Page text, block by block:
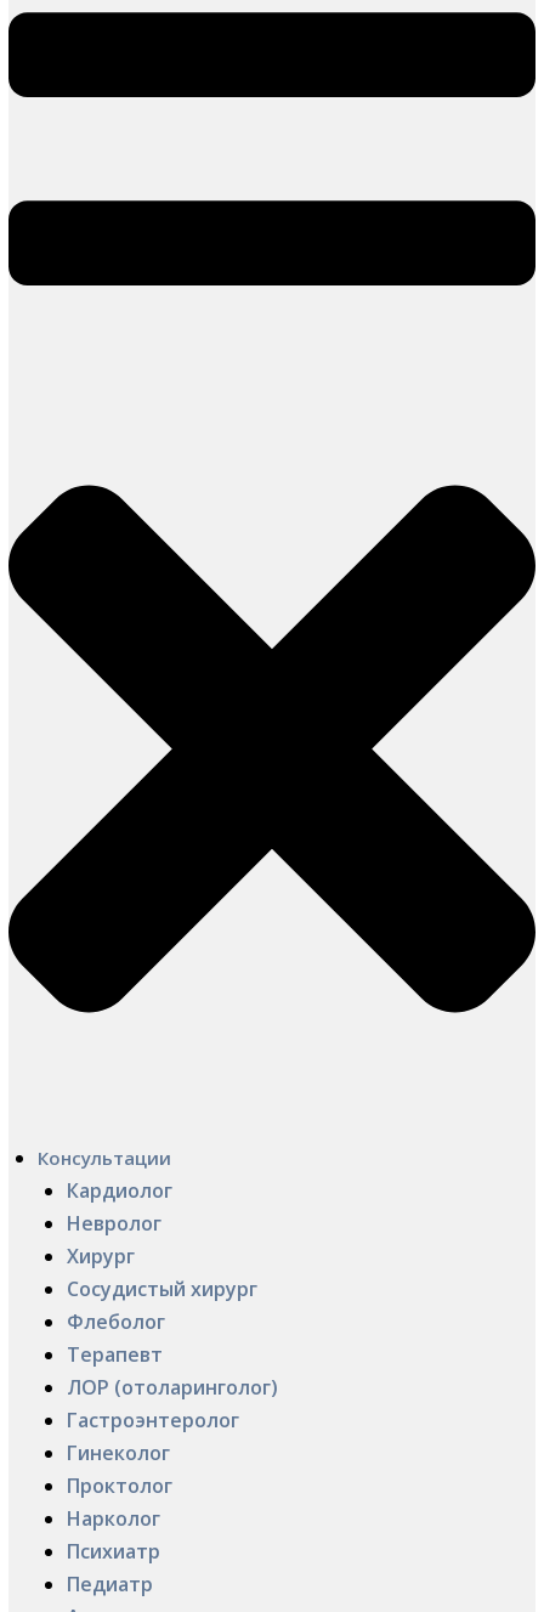
Консультации
Кардиолог
Невролог
Хирург
Сосудистый хирург
Флеболог
Терапевт
ЛОР (отоларинголог)
Гастроэнтеролог
Гинеколог
Проктолог
Нарколог
Психиатр
Педиатр